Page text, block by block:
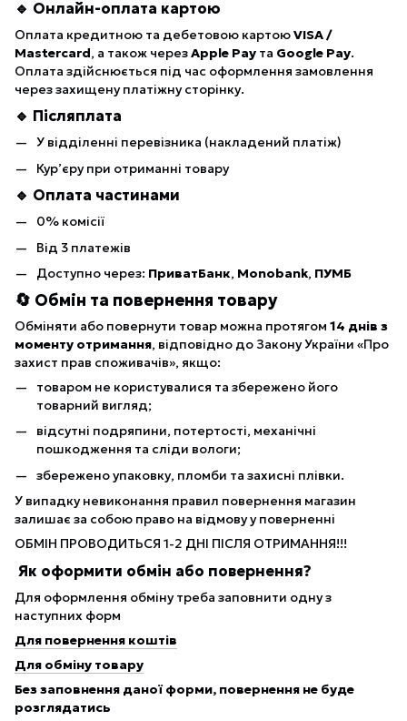
🔹 Онлайн-оплата картою
Оплата кредитною та дебетовою картоюVISA /
Mastercard, а також черезApple Pay та Google Pay.
Оплата здійснюється під час оформлення замовлення
через захищену платіжну сторінку.
🔹 Післяплата
У відділенні перевізника (накладений платіж)
Кур’єру при отриманні товару
🔹 Оплата частинами
0% комісії
Від 3 платежів
Доступно через: ПриватБанк, Monobank, ПУМБ
🔄 Обмін та повернення товару
Обміняти або повернути товар можна протягом 14 днів з
моменту отримання, відповідно до Закону України «Про
захист прав споживачів», якщо:
товаром не користувалися та збережено його
товарний вигляд;
відсутні подряпини, потертості, механічні
пошкодження та сліди вологи;
збережено упаковку, пломби та захисні плівки.
У випадку невиконання правил повернення магазин
залишає за собою право на відмову у поверненні
ОБМІН ПРОВОДИТЬСЯ 1-2 ДНІ ПІСЛЯ ОТРИМАННЯ!!!
Як оформити обмін або повернення?
Для оформлення обміну треба заповнити одну з
наступних форм
Для повернення коштів
Для обміну товару
Без заповнення даної форми, повернення не буде
розглядатись